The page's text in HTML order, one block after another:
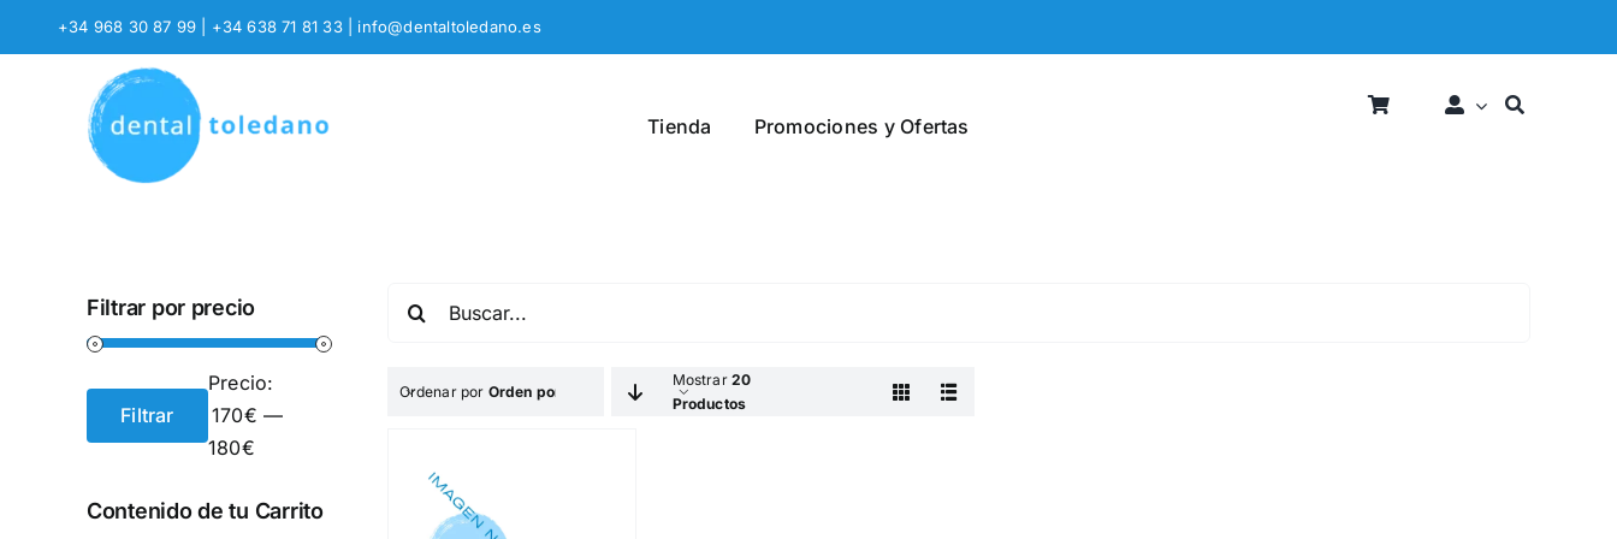
+34 968 30 87 99 | +34 638 71 81 33 info@dentaltoledano.es
Tienda Promociones y Ofertas
Filtrar por precio
Precio
Precio
Filtrar
Precio:
170€ —
180€
Contenido de tu Carrito
Ordenar por Orden por Defecto
Mostrar 20
Productos